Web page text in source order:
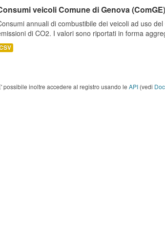
veicoli Comune di Genova (ComGE)
annuali di combustibile dei veicoli ad uso
di CO2. I valori sono riportati in forma
possibile inoltre accedere al registro usando le API (vedi